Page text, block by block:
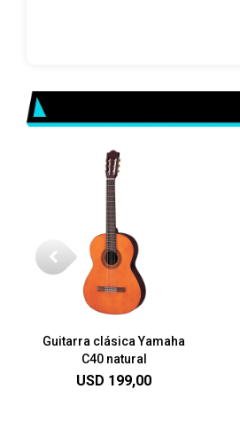
Guitarra clásica Yamaha
C40 natural
USD 199,00